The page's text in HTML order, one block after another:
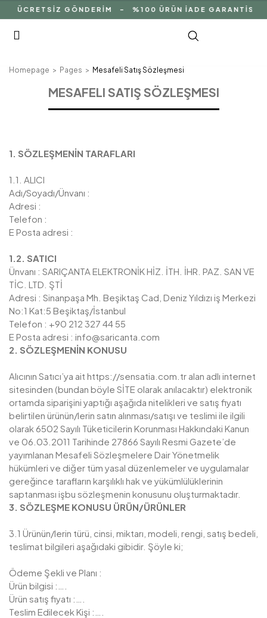
GÖNDERİM - %100 ÜRÜN İADE GARANTİSİ -
Homepage Pages Mesafeli Satış Sözleşmesi
MESAFELI SATIŞ SÖZLEŞMESI
1. SÖZLEŞMENİN TARAFLARI
1.1. ALICI
Adı/Soyadı/Ünvanı :
Adresi :
Telefon :
E Posta adresi :
1.2. SATICI
Ünvanı : SARIÇANTA ELEKTRONİK HİZ. İTH. İHR. PAZ. SAN VE
TİC. LTD. ŞTİ
Adresi : Sinanpaşa Mh. Beşiktaş Cad, Deniz Yıldızı iş Merkezi
No:1 Kat:5 Beşiktaş/İstanbul
Telefon : +90 212 327 44 55
E Posta adresi : info@saricanta.com
2. SÖZLEŞMENİN KONUSU
Alıcının Satıcı’ya ait https://sensatia.com.tr alan adlı internet
sitesinden (bundan böyle SİTE olarak anılacaktır) elektronik
ortamda siparişini yaptığı aşağıda nitelikleri ve satış fiyatı
belirtilen ürünün/lerin satın alınması/satışı ve teslimi ile ilgili
olarak 6502 Sayılı Tüketicilerin Korunması Hakkındaki Kanun
ve 06.03.2011 Tarihinde 27866 Sayılı Resmi Gazete’de
yayımlanan Mesafeli Sözleşmelere Dair Yönetmelik
hükümleri ve diğer tüm yasal düzenlemeler ve uygulamalar
gereğince tarafların karşılıklı hak ve yükümlülüklerinin
saptanması işbu sözleşmenin konusunu oluşturmaktadır.
3. SÖZLEŞME KONUSU ÜRÜN/ÜRÜNLER
3.1 Ürünün/lerin türü, cinsi, miktarı, modeli, rengi, satış bedeli,
teslimat bilgileri aşağıdaki gibidir. Şöyle ki;
Ödeme Şekli ve Planı :
Ürün bilgisi :….
Ürün satış fiyatı :….
Teslim Edilecek Kişi :….